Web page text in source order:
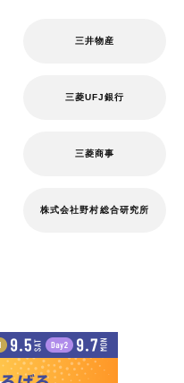
三井物産
三菱UFJ銀行
三菱商事
株式会社野村総合研究所